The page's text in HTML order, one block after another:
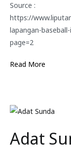
Source :
https://
lapangan-
page=2
Read More
Adat